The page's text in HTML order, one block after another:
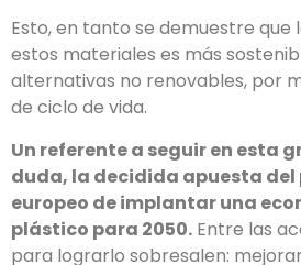
Esto, en tanto se de­muestre que
estos materiales es más
alternativas no renovables, por
de ciclo de vida.
Un referente a seguir en esta
duda, la decidida apuesta
europeo de im­plantar una
plástico para 2050. Entre las
para lograrlo sobresa­len: